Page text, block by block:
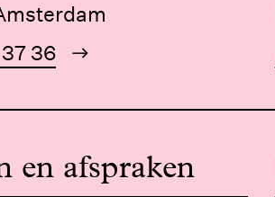
36
en afspraken